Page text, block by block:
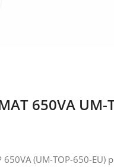
650VA UM-
650VA (UM-TOP-650-